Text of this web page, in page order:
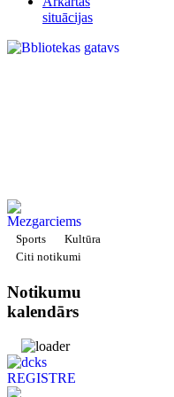
situācijas
Sports
Kultūra
Citi notikumi
Notikumu
kalendārs